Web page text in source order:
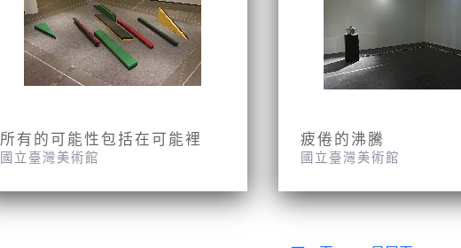
所有的可能性包括在可能裡
國立臺灣美術館
疲倦的沸騰
國立臺灣美術館